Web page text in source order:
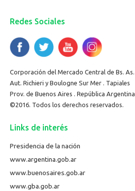
Redes Sociales
Corporación del Mercado Central de Bs. As.
Aut. Richieri y Boulogne Sur Mer . Tapiales
Prov. de Buenos Aires . República Argentina
©2016. Todos los derechos reservados.
Links de interés
Presidencia de la nación
www.argentina.gob.ar
www.buenosaires.gob.ar
www.gba.gob.ar